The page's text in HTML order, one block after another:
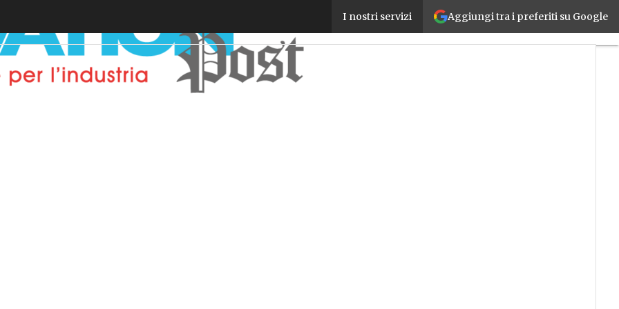
Aggiungi tra i preferiti su Google
I nostri servizi
La crisi della Metalmeccanica: -3% nel 2019 e